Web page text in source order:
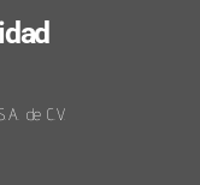
de C.V.